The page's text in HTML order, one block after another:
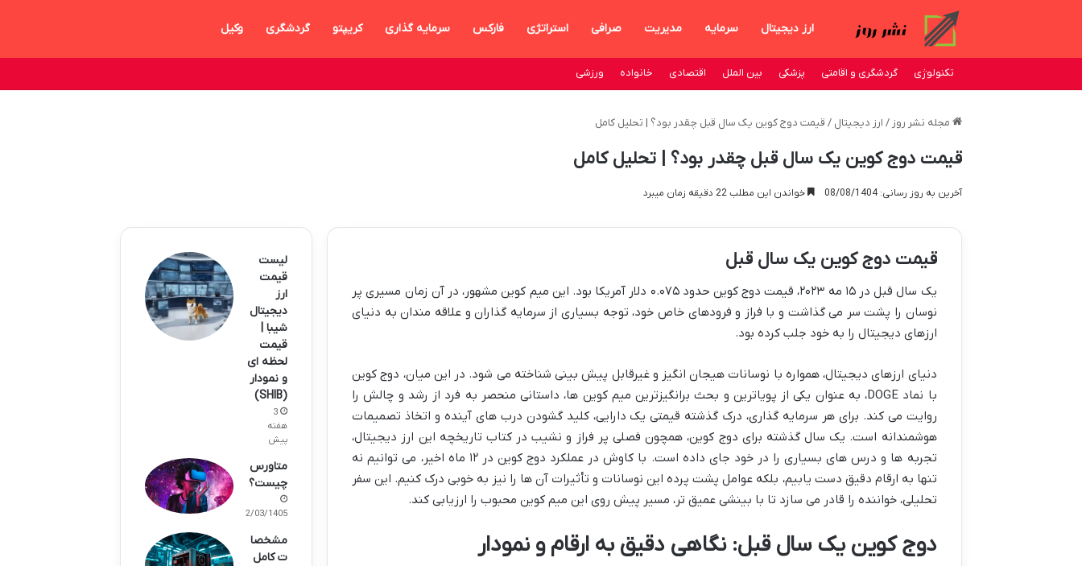
ارز دیجیتال سرمایه مدیریت صرافی استراتژی فارکس سرمایه گذاری کریپتو گردشگری وکیل
تکنولوژی گردشگری و اقامتی پزشکی بین الملل اقتصادی خانواده ورزشی
مجله نشر روز / ارز دیجیتال / قیمت دوج کوین یک سال قبل چقدر بود؟ | تحلیل کامل
قیمت دوج کوین یک سال قبل چقدر بود؟ | تحلیل کامل
آخرین به روز رسانی: 08/08/1404 خواندن این مطلب 22 دقیقه زمان میبرد
قیمت دوج کوین یک سال قبل
یک سال قبل در ۱۵ مه ۲۰۲۳، قیمت دوج کوین حدود ۰.۰۷۵ دلار آمریکا بود. این میم کوین مشهور، در آن زمان مسیری پر
نوسان را پشت سر می گذاشت و با فراز و فرودهای خاص خود، توجه بسیاری از سرمایه گذاران و علاقه مندان به دنیای
ارزهای دیجیتال را به خود جلب کرده بود.
دنیای ارزهای دیجیتال، همواره با نوسانات هیجان انگیز و غیرقابل پیش بینی شناخته می شود. در این میان، دوج کوین
با نماد DOGE، به عنوان یکی از پویاترین و بحث برانگیزترین میم کوین ها، داستانی منحصر به فرد از رشد و چالش را
روایت می کند. برای هر سرمایه گذاری، درک گذشته قیمتی یک دارایی، کلید گشودن درب های آینده و اتخاذ تصمیمات
هوشمندانه است. یک سال گذشته برای دوج کوین، همچون فصلی پر فراز و نشیب در کتاب تاریخچه این ارز دیجیتال،
تجربه ها و درس های بسیاری را در خود جای داده است. با کاوش در عملکرد دوج کوین در ۱۲ ماه اخیر، می توانیم نه
تنها به ارقام دقیق دست یابیم، بلکه عوامل پشت پرده این نوسانات و تأثیرات آن ها را نیز به خوبی درک کنیم. این سفر
تحلیلی، خواننده را قادر می سازد تا با بینشی عمیق تر، مسیر پیش روی این میم کوین محبوب را ارزیابی کند.
دوج کوین یک سال قبل: نگاهی دقیق به ارقام و نمودار
لیست
قیمت
ارز
دیجیتال
شیبا |
قیمت
لحظه ای
و نمودار
(SHIB)
3
هفته
پیش
متاورس
چیست؟
02/03/1405
مشخصا
ت کامل